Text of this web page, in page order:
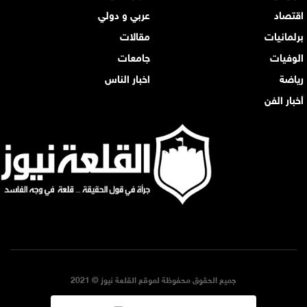
اقتصاد
عربي و دولي
برلمانيات
مقالات
الوفيات
جامعات
رياضة
اخبار الناس
أخبار الفن
جميع الحقوق محفوظة لموقع القلعة نيوز © 2021